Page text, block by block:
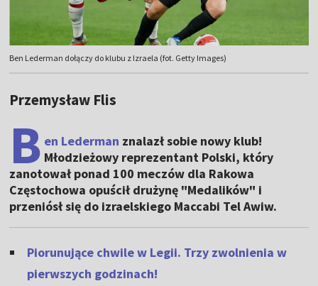
Ben Lederman dołączy do klubu z Izraela (fot. Getty Images)
Przemysław Flis
B en Lederman znalazł sobie nowy klub!
Młodzieżowy reprezentant Polski, który
zanotował ponad 100 meczów dla Rakowa
Częstochowa opuścił drużynę "Medalików" i
przeniósł się do izraelskiego Maccabi Tel Awiw.
Piorunujące chwile w Legii. Trzy zwolnienia w
pierwszych godzinach!